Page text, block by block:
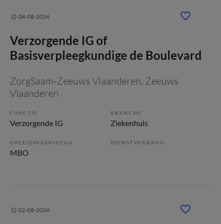
04-08-2026
Verzorgende IG of
Basisverpleegkundige de Boulevard
ZorgSaam-Zeeuws Vlaanderen, Zeeuws
Vlaanderen
FUNCTIE
Verzorgende IG
BRANCHE
Ziekenhuis
OPLEIDINGSNIVEAU
MBO
DIENSTVERBAND
02-08-2026